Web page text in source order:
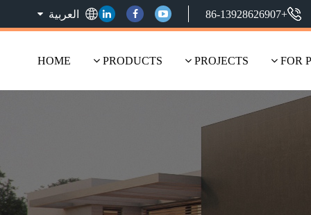
+86-13928626907 العربية
HOME PRODUCTS PROJECTS FOR